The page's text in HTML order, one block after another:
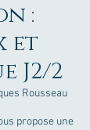
:
et
J2/2
Rousseau
propose une